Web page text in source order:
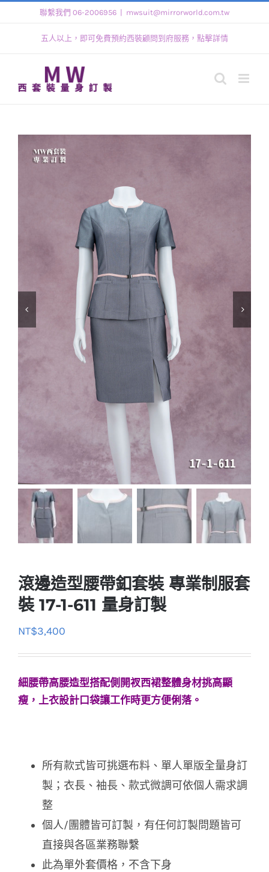
聯繫我們 06-2006956 mwsuit@mirrorworld.com.tw
五人以上，即可免費預約西裝顧問到府服務，點擊詳情
滾邊造型腰帶釦套裝 專業制服套
裝 17-1-611 量身訂製
NT$3,400
細腰帶高腰造型搭配側開衩西裙整體身材挑高顯
瘦，上衣設計口袋讓工作時更方便俐落。
所有款式皆可挑選布料、單人單版全量身訂
製；衣長、袖長、款式微調可依個人需求調
整
個人/團體皆可訂製，有任何訂製問題皆可
直接與各區業務聯繫
此為單外套價格，不含下身